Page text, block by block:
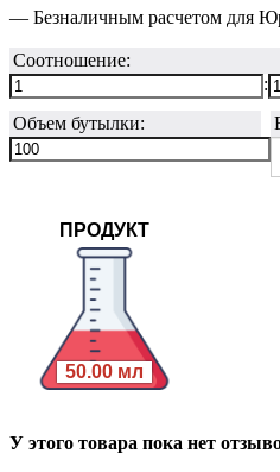
— Безналичным расчетом для
Соотношение:
:
Объем бутылки:
ПРОДУКТ
50.00 мл
У этого товара пока нет